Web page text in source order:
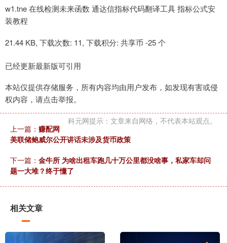
w1.tne 在线检测未来函数 通达信指标代码翻译工具 指标公式安
装教程
21.44 KB, 下载次数: 11, 下载积分: 共享币 -25 个
已经更新最新版可引用
本站仅提供存储服务，所有内容均由用户发布，如发现有害或侵
权内容，请点击举报。
科元网提示：文章来自网络，不代表本站观点。
上一篇： 赚配网
美联储鲍威尔公开讲话未涉及货币政策
下一篇： 金牛所 为啥出租车跑几十万公里都没啥事，私家车却问
题一大堆？终于懂了
相关文章